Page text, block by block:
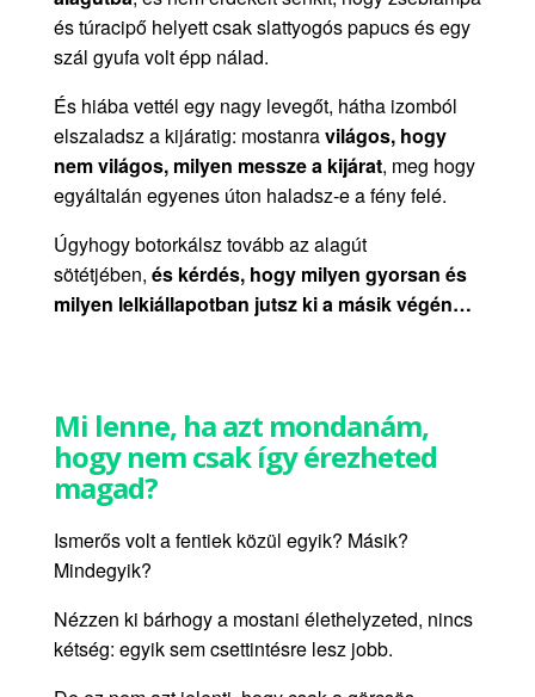
és túracipő helyett csak slattyogós papucs és egy
szál gyufa volt épp nálad.
És hiába vettél egy nagy levegőt, hátha izomból
elszaladsz a kijáratig: mostanravilágos, hogy
nem világos, milyen messze a kijárat, meg hogy
egyáltalán egyenes úton haladsz-e a fény felé.
Úgyhogy botorkálsz tovább az alagút
sötétjében, és kérdés, hogy milyen gyorsan és
milyen lelkiállapotban jutsz ki a másik végén…
Mi lenne, ha azt mondanám,
hogy nem csak így érezheted
magad?
Ismerős volt a fentiek közül egyik? Másik?
Mindegyik?
Nézzen ki bárhogy a mostani élethelyzeted, nincs
kétség: egyik sem csettintésre lesz jobb.